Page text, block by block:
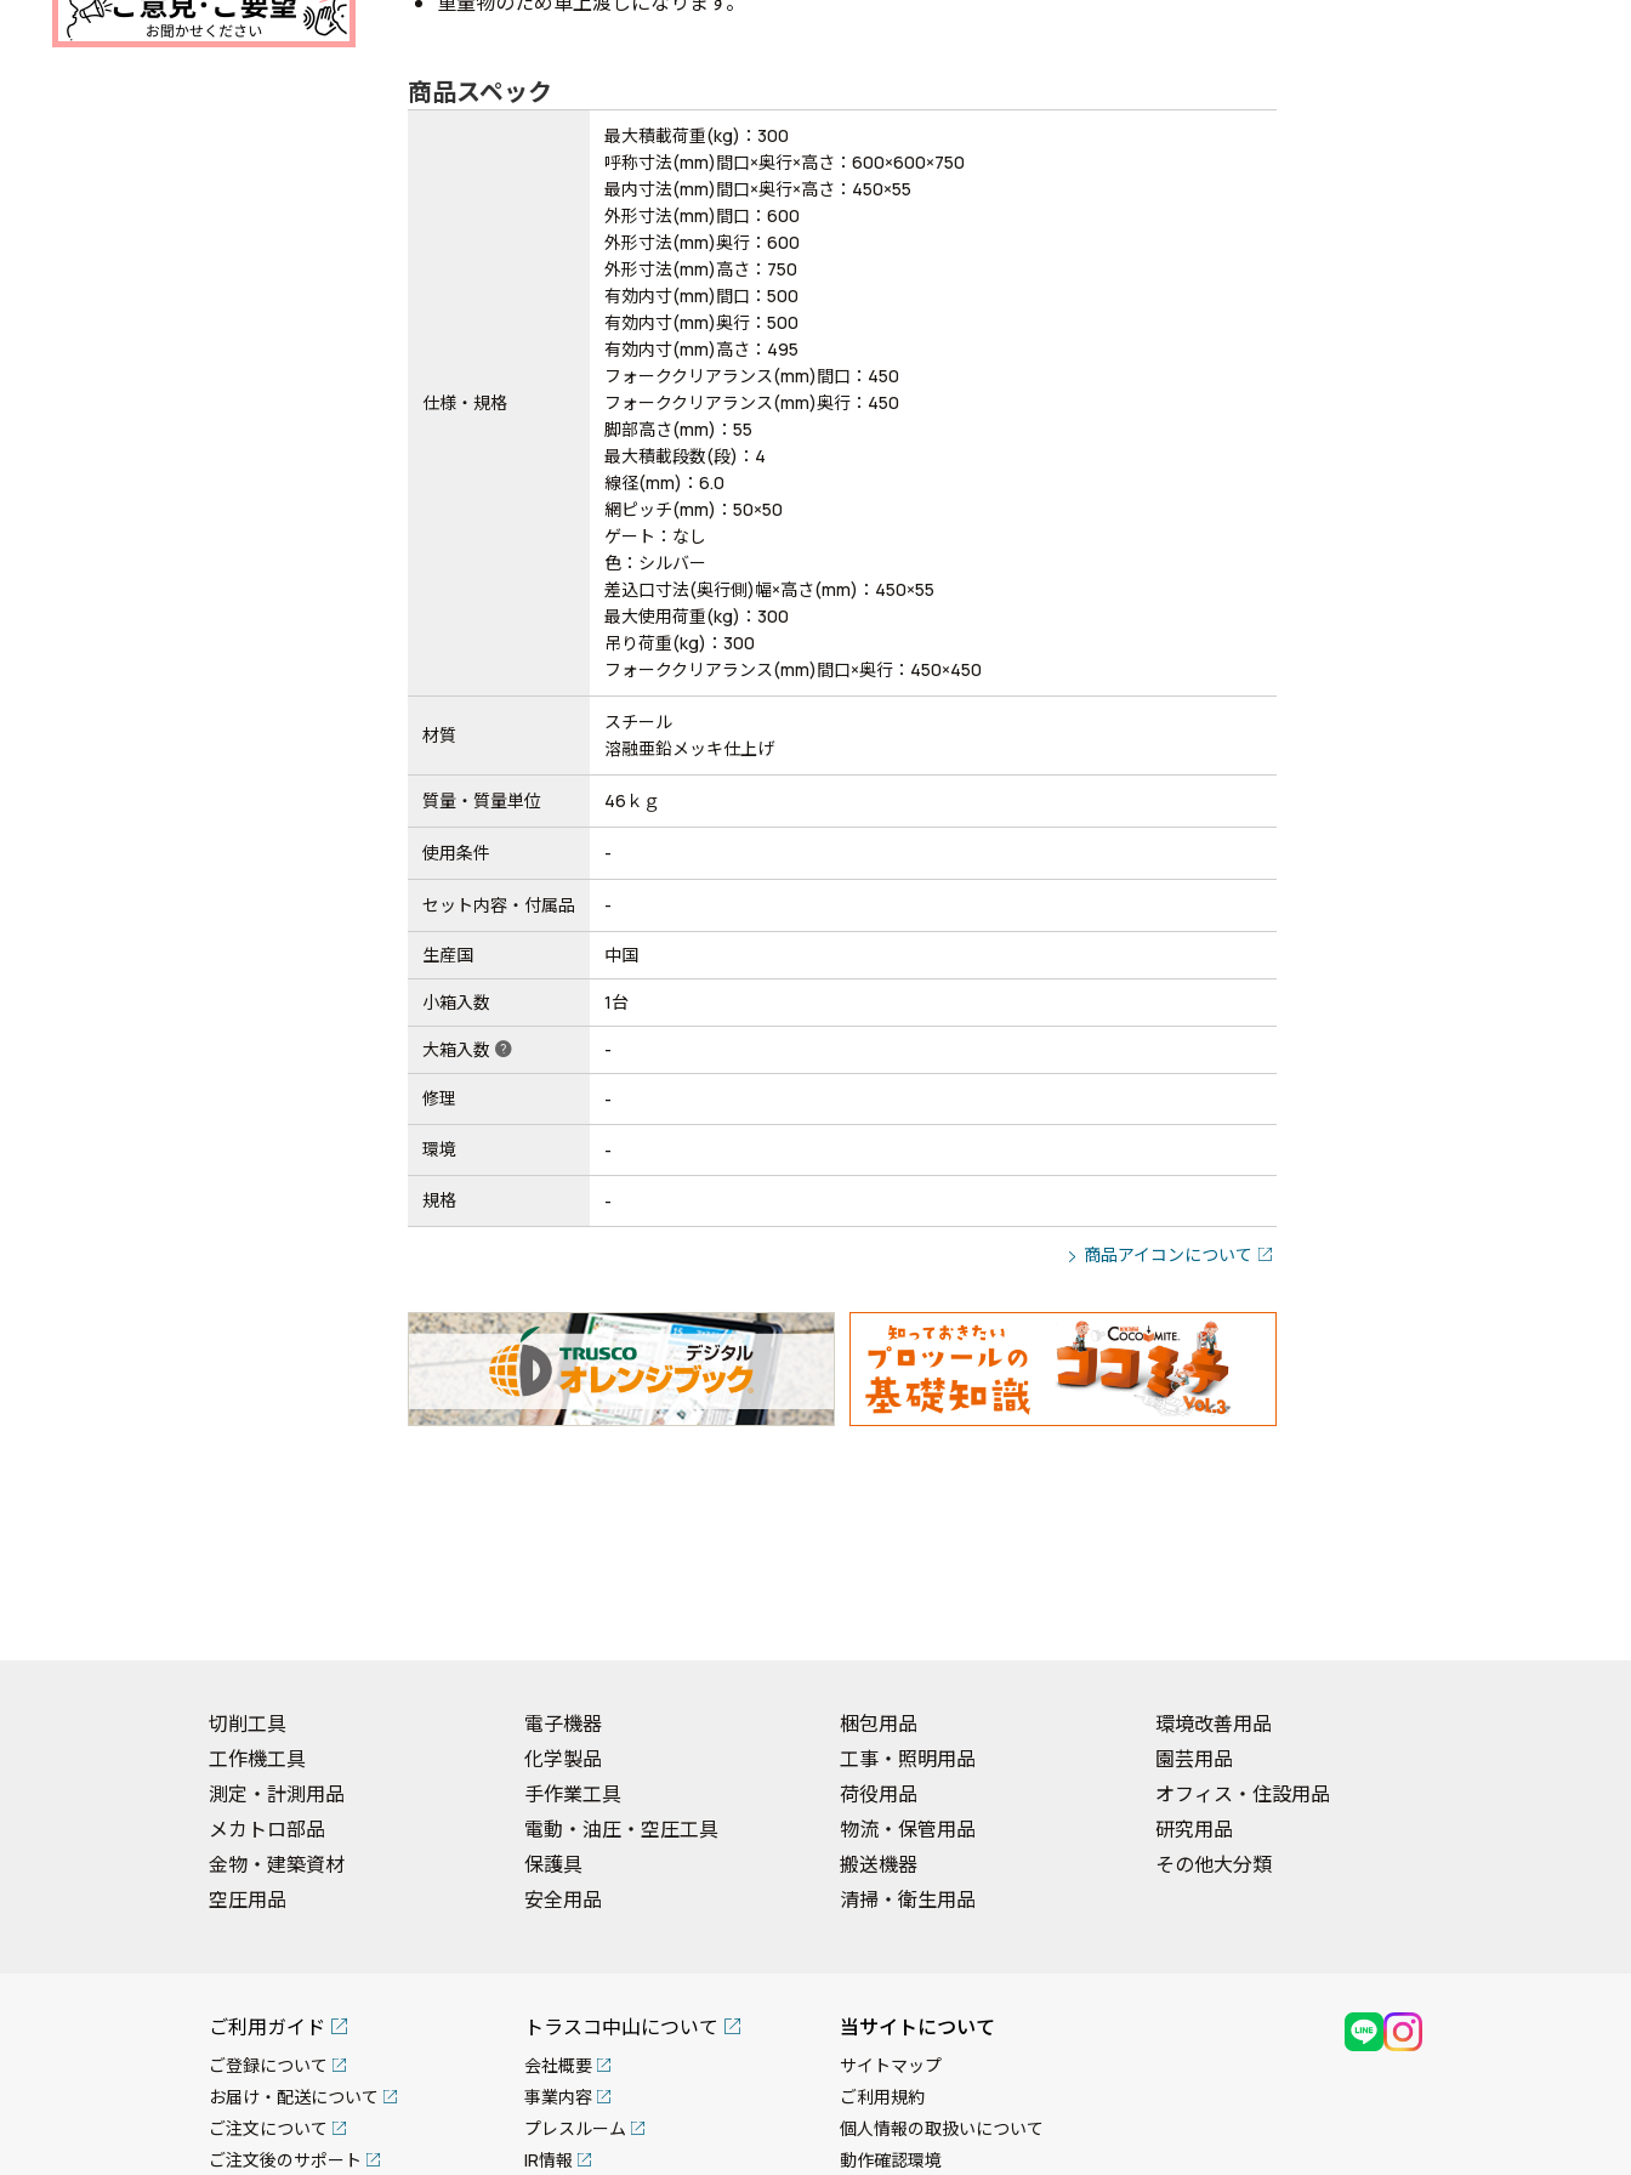
商品スペック
仕様・規格
最大積載荷重(kg)：300
呼称寸法(mm)間口×奥行×高さ：600×600×750
最内寸法(mm)間口×奥行×高さ：450×55
外形寸法(mm)間口：600
外形寸法(mm)奥行：600
外形寸法(mm)高さ：750
有効内寸(mm)間口：500
有効内寸(mm)奥行：500
有効内寸(mm)高さ：495
フォーククリアランス(mm)間口：450
フォーククリアランス(mm)奥行：450
脚部高さ(mm)：55
最大積載段数(段)：4
線径(mm)：6.0
網ピッチ(mm)：50×50
ゲート：なし
色：シルバー
差込口寸法(奥行側)幅×高さ(mm)：450×55
最大使用荷重(kg)：300
吊り荷重(kg)：300
フォーククリアランス(mm)間口×奥行：450×450
材質
スチール
溶融亜鉛メッキ仕上げ
質量・質量単位 46ｋｇ
使用条件 -
セット内容・付属品 -
生産国 中国
小箱入数 1台
大箱入数 help -
修理 -
環境 -
規格 -
商品アイコンについて
切削工具
工作機工具
測定・計測用品
メカトロ部品
金物・建築資材
空圧用品
電子機器
化学製品
手作業工具
電動・油圧・空圧工具
保護具
安全用品
梱包用品
工事・照明用品
荷役用品
物流・保管用品
搬送機器
清掃・衛生用品
環境改善用品
園芸用品
オフィス・住設用品
研究用品
その他大分類
ご利用ガイド
ご登録について
お届け・配送について
ご注文について
ご注文後のサポート
トラスコ中山について
会社概要
事業内容
プレスルーム
IR情報
当サイトについて
サイトマップ
ご利用規約
個人情報の取扱いについて
動作確認環境